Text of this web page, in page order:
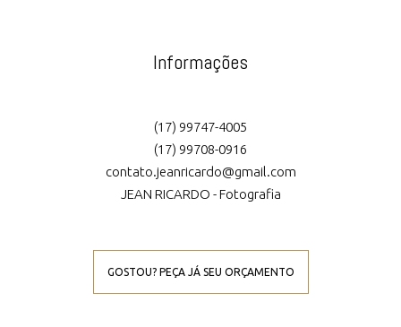
Informações
(17) 99747-4005
(17) 99708-0916
contato.jeanricardo@gmail.com
JEAN RICARDO - Fotografia
GOSTOU? PEÇA JÁ SEU ORÇAMENTO